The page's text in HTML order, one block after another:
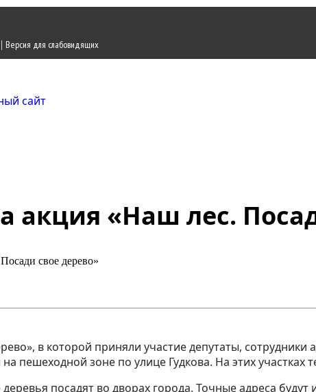
| Версия для слабовидящих
акция «Наш лес.
свое дерево»
в которой приняли участие депутаты,
пешеходной зоне по улице Гудкова. На этих участках
посадят во дворах города. Точные адреса будут